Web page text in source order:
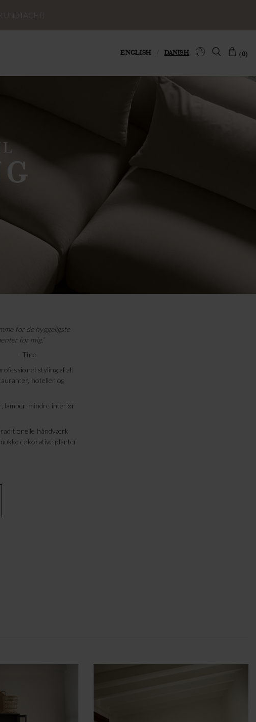
(0)
ENGLISH DANISH
for de hyggeligste
for mig.”
- Tine
styling af alt
hoteller og
lamper, mindre interiør
håndværk
dekorative planter